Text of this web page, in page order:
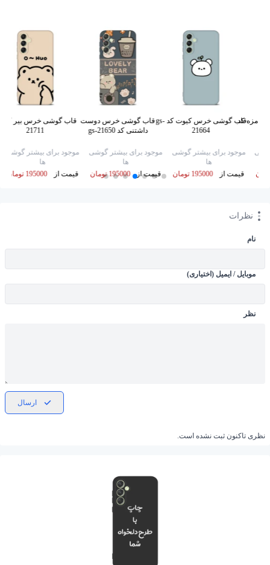
کد
قاب گوشی خرس کیوت کد gs-
21664
موجود برای بیشتر گوشی
ها
قیمت از
195000 تومان
قاب گوشی خرس دوست
داشتنی کد gs-21650
موجود برای بیشتر گوشی
ها
قیمت از
195000 تومان
21711
موجود برای بیشتر گوشی
ها
قیمت از
195000 تومان
نظرات
نام
موبایل / ایمیل (اختیاری)
نظر
ارسال
نظری تاکنون ثبت نشده است.